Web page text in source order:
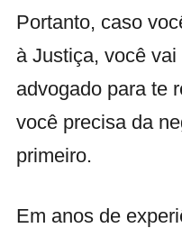
Portanto, caso
à Justiça, você
advogado para te
você precisa da
primeiro.
Em anos de